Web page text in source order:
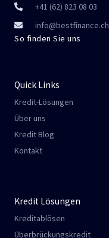
+41 (62) 823 08 03
info@bestfinance.ch
So finden Sie uns
Quick Links
Kredit-Lösungen
Über uns
Kredit Blog
Kontakt
Kredit Lösungen
Kreditablösen
Überbrückungskredit